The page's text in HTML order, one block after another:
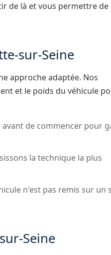
de là et vous permettre de
sur-Seine
approche adaptée. Nos
et le poids du véhicule
de commencer pour
la technique la plus
n'est pas remis sur un
Seine